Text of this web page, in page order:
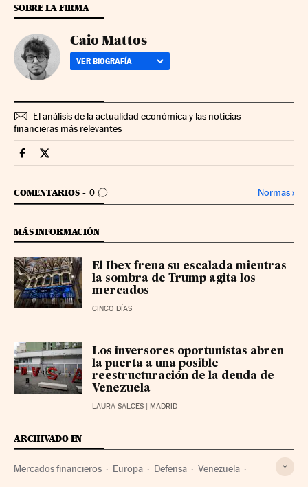
SOBRE LA FIRMA
Caio Mattos
VER BIOGRAFÍA
El análisis de la actualidad económica y las noticias
financieras más relevantes
Mercados Financieros Cinco Días en Facebook
Mercados Financieros Cinco Días en Twitter
COMENTARIOS 0
IR A LOS COMENTARIOS Normas›
MÁS INFORMACIÓN
El Ibex frena su escalada mientras
la sombra de Trump agita los
mercados
CINCO DÍAS
Los inversores oportunistas abren
la puerta a una posible
reestructuración de la deuda de
Venezuela
LAURA SALCES | MADRID
ARCHIVADO EN
Mercados financieros Europa Defensa Venezuela